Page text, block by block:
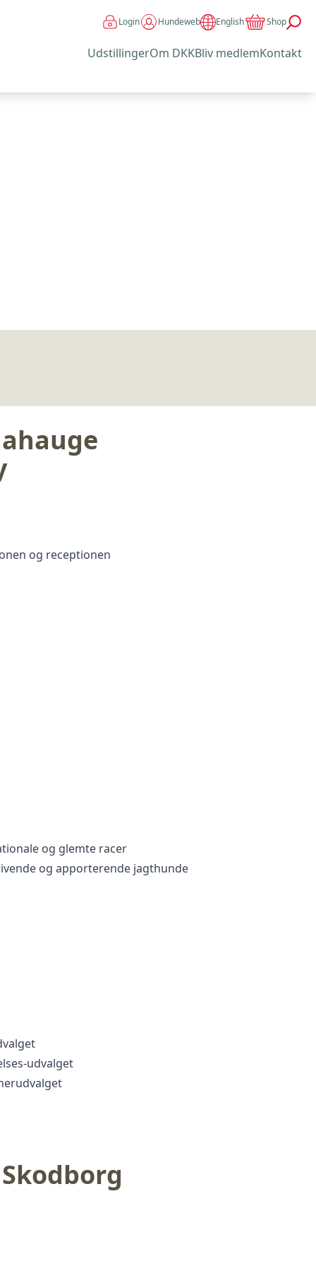
Login Hundeweb English Shop
UdstillingerOm DKKBliv medlemKontakt
og receptionen
og glemte racer
og apporterende jagthunde
udvalget